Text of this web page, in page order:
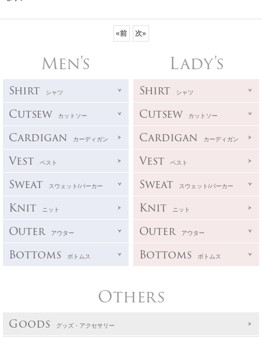
«前 次»
Men's
Shirt シャツ
Cutsew カットソー
Cardigan カーディガン
Vest ベスト
Sweat スウェット/パーカー
Knit ニット
Outer アウター
Bottoms ボトムス
Lady's
Shirt シャツ
Cutsew カットソー
Cardigan カーディガン
Vest ベスト
Sweat スウェット/パーカー
Knit ニット
Outer アウター
Bottoms ボトムス
Others
Goods グッズ・アクセサリー